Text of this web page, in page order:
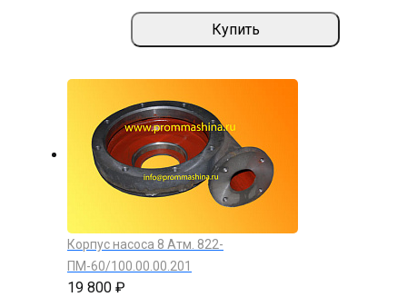
Купить
Корпус насоса 8 Атм. 822-
ПМ-60/100.00.00.201
19 800 ₽